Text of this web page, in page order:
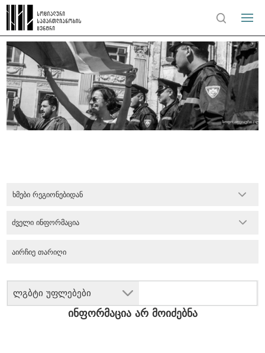
ხმები რეგიონებიდან
ლგბტი უფლებები
ძველი ინფორმაცია
ინფორმაცია არ მოიძებნა